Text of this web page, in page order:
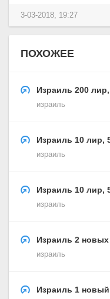
3-03-2018, 19:27
ПОХОЖЕЕ
Израиль 200
израиль
Израиль 10 лир,
израиль
Израиль 10 лир,
израиль
Израиль 2 новых
израиль
Израиль 1